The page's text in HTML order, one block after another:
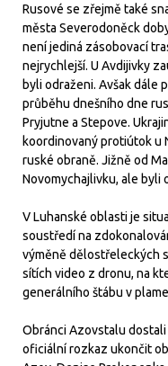
Rusové se zřejmě také
města Severodoněck
není jediná zásobovací
nejrychlejší. U Avdijivky
byli odraženi. Avšak dále
průběhu dnešního dne
Pryjutne a Stepove.
koordinovaný protiútok u
ruské obraně. Jižně od
Novomychajlivku, ale byli
V Luhanské oblasti je
soustředí na
výměně dělostřeleckých
sítích video z dronu, na
generálního štábu v
Obránci Azovstalu
oficiální rozkaz ukončit